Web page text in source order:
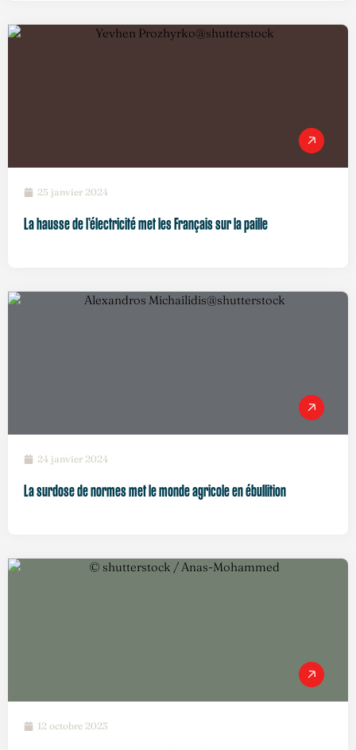
25 janvier 2024
La hausse de l’électricité met les Français sur la paille
24 janvier 2024
La surdose de normes met le monde agricole en ébullition
12 octobre 2023